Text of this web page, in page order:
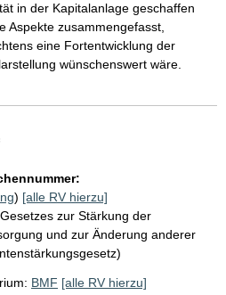
in der Kapitalanlage geschaffen
Aspekte zusammengefasst,
eine Fortentwicklung der
wünschenswert wäre.
) [alle RV hierzu]
zur Stärkung der
und zur Änderung anderer
BMF [alle RV hierzu]